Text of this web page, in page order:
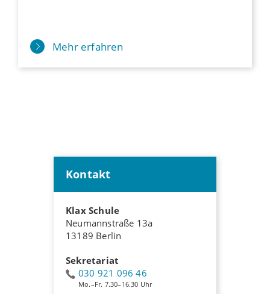
Mehr erfahren
Kontakt
Klax Schule
Neumannstraße 13a
13189 Berlin
Sekretariat
030 921 096 46
Mo.–Fr. 7.30–16.30 Uhr